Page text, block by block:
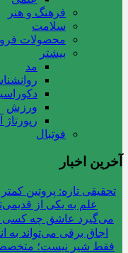
فرهنگ و هنر
سلامت
محصولات
بیشتر
مد
ورزش
رپورتاژ
فوتبال
آخرین اخبار
تحقیقی تازه: پروتین
علم به یکی از
می‌گیرد عاشق چه کسی
اجاق برقی می‌تواند به
فقط شیر نیست؛